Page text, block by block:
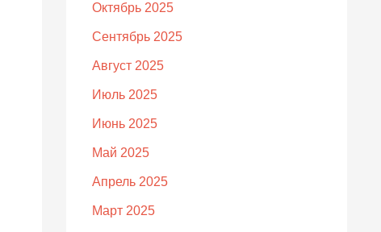
Октябрь 2025
Сентябрь 2025
Август 2025
Июль 2025
Июнь 2025
Май 2025
Апрель 2025
Март 2025